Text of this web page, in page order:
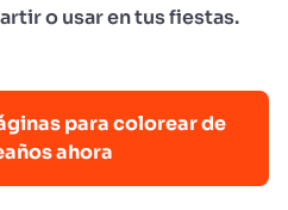
o usar en tus fiestas.
para colorear de
ahora